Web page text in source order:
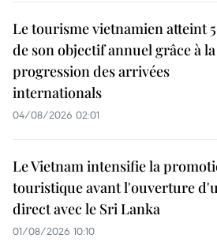
Le tourisme vietnamien atteint
de son objectif annuel grâce à la
progression des arrivées
internationals
04/08/2026 02:01
Le Vietnam intensifie la
touristique avant l'ouverture
direct avec le Sri Lanka
01/08/2026 10:10